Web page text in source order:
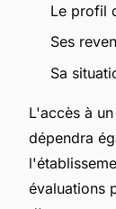
Le profil
Ses
Sa
L'accès à
dépendra
évaluations